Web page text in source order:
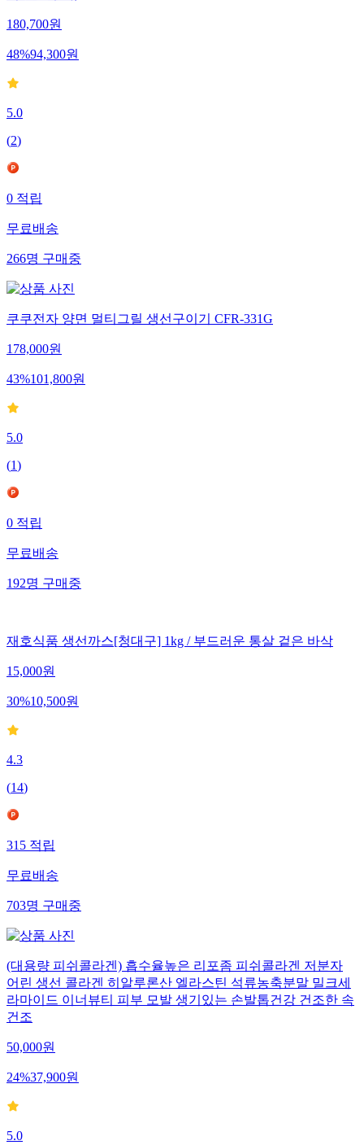
180,700원
48%94,300원
5.0
(2)
0적립
무료배송
266명구매중
쿠쿠전자 양면 멀티그릴 생선구이기 CFR-331G
178,000원
43%101,800원
5.0
(1)
0적립
무료배송
192명구매중
재호식품 생선까스[청대구] 1kg / 부드러운 통살 겉은 바삭
15,000원
30%10,500원
4.3
(14)
315적립
무료배송
703명구매중
(대용량 피쉬콜라겐) 흡수율높은 리포좀 피쉬콜라겐 저분자
어린 생선 콜라겐 히알루론산 엘라스틴 석류농축분말 밀크세
라마이드 이너뷰티 피부 모발 생기있는 손발톱건강 건조한 속
건조
50,000원
24%37,900원
5.0